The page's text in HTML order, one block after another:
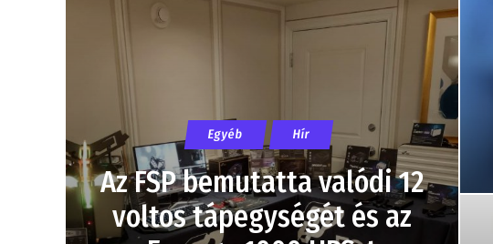
Egyéb Hír
Az FSP bemutatta valódi 12
voltos tápegységét és az